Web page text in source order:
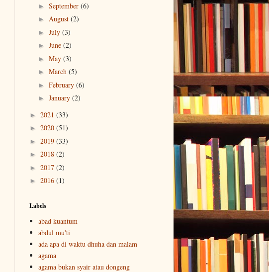
► September (6)
► August (2)
► July (3)
► June (2)
► May (3)
► March (5)
► February (6)
► January (2)
► 2021 (33)
► 2020 (51)
► 2019 (33)
► 2018 (2)
► 2017 (2)
► 2016 (1)
Labels
abad kuantum
abdul mu'ti
ada apa di waktu dhuha dan malam
agama
agama bukan syair atau dongeng